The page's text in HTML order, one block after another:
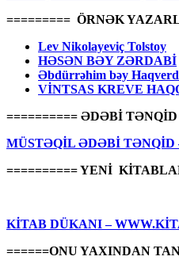
========= ÖRNƏK
Lev Nikolayeviç Tolstoy
HƏSƏN BƏY ZƏRDABİ
Əbdürrəhim bəy
VİNTSAS KREVE
========== ƏDƏBİ TƏNQİD
MÜSTƏQİL ƏDƏBİ TƏNQİD
========== YENİ
KİTAB DÜKANI –
======ONU YAXINDAN